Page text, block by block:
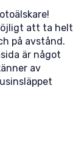
att ta helt
på avstånd.
är något
av